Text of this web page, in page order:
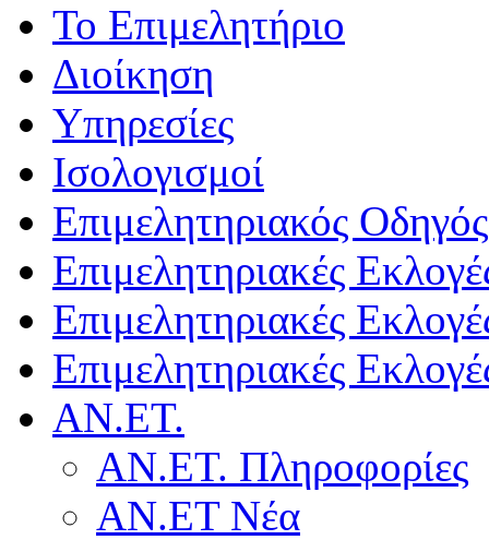
Το Επιμελητήριο
Διοίκηση
Υπηρεσίες
Ισολογισμοί
Επιμελητηριακός Οδηγός
Επιμελητηριακές
Επιμελητηριακές
Επιμελητηριακές
ΑΝ.ΕΤ.
ΑΝ.ΕΤ. Πληροφορίες
ΑΝ.ΕΤ Νέα